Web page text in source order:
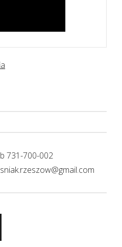
731-700-002